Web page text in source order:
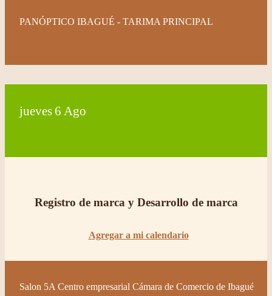
PANÓPTICO IBAGUÉ - TARIMA PRINCIPAL
jueves 6 Ago
Registro de marca y Desarrollo de marca
Agregar a mi calendario
Salon 5A Centro empresarial Cámara de Comercio de Ibagué